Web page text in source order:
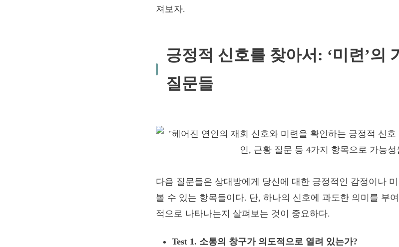
져보자.
긍정적 신호를 찾아서: ‘미련’의
질문들
다음 질문들은 상대방에게 당신에 대한 긍정적인 감정이나
볼 수 있는 항목들이다. 단, 하나의 신호에 과도한 의미를 부
적으로 나타나는지 살펴보는 것이 중요하다.
Test 1. 소통의 창구가 의도적으로 열려 있는가?